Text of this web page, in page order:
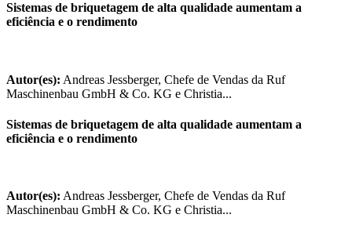
Sistemas de briquetagem de alta qualidade aumentam a
eficiência e o rendimento
Autor(es): Andreas Jessberger, Chefe de Vendas da Ruf
Maschinenbau GmbH & Co. KG e Christia...
Sistemas de briquetagem de alta qualidade aumentam a
eficiência e o rendimento
Autor(es): Andreas Jessberger, Chefe de Vendas da Ruf
Maschinenbau GmbH & Co. KG e Christia...